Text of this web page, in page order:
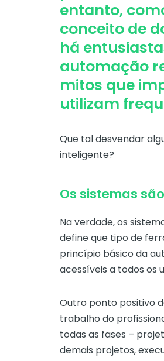
entanto,
conceito de
há
automação
mitos que
utilizam
Que tal desvendar
inteligente?
Os sistemas
Na verdade, os
define que tipo de
princípio básico da
acessíveis a todos os
Outro ponto positivo
trabalho do
todas as fases –
demais projetos,